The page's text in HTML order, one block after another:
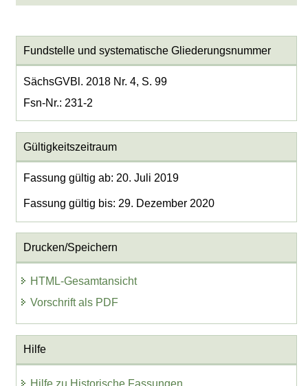
Fundstelle und systematische Gliederungsnummer
SächsGVBl. 2018 Nr. 4, S. 99
Fsn-Nr.: 231-2
Gültigkeitszeitraum
Fassung gültig ab: 20. Juli 2019
Fassung gültig bis: 29. Dezember 2020
Drucken/Speichern
HTML-Gesamtansicht
Vorschrift als PDF
Hilfe
Hilfe zu Historische Fassungen